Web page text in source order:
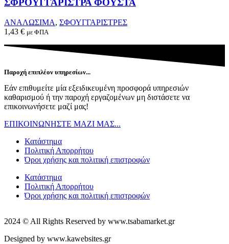
the
page
has
multiple
variants.
The
options
chosen
on
the
product
page
ΣΦΡΟΥΓΓΑΡΙΣΤΡΑ ΦΟΥΣΤΑ
ΑΝΑΛΩΣΙΜΑ, ΣΦΟΥΓΓΑΡΙΣΤΡΕΣ
1,43 € με ΦΠΑ
Παροχή επιπλέον υπηρεσίων...
Εάν επιθυμείτε μία εξειδικευμένη προσφορά υπηρεσιών
καθαρισμού ή την παροχή εργαζομένων μη διστάσετε να
επικοινωνήσετε μαζί μας!
ΕΠΙΚΟΙΝΩΝΗΣΤΕ ΜΑΖΙ ΜΑΣ...
Κατάστημα
Πολιτική Απορρήτου
Όροι χρήσης και πολιτική επιστροφών
Κατάστημα
Πολιτική Απορρήτου
Όροι χρήσης και πολιτική επιστροφών
2024 © All Rights Reserved by www.tsabamarket.gr
Designed by www.kawebsites.gr